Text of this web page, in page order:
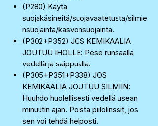
(P280) Käytä
suojakäsineitä/suojavaatetusta/silmie
nsuojainta/kasvonsuojainta.
(P302+P352) JOS KEMIKAALIA
JOUTUU IHOLLE: Pese runsaalla
vedellä ja saippualla.
(P305+P351+P338) JOS
KEMIKAALIA JOUTUU SILMIIN:
Huuhdo huolellisesti vedellä usean
minuutin ajan. Poista piilolinssit, jos
sen voi tehdä helposti.